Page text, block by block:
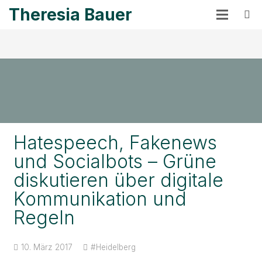
Theresia Bauer
Hatespeech, Fakenews
und Socialbots – Grüne
diskutieren über digitale
Kommunikation und
Regeln
10. März 2017 #Heidelberg